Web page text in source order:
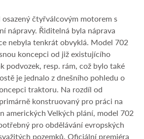
čtyřválcovým motorem s
nápravy. Řiditelná byla náprava
nebyla tenkrát obvyklá. Model 702
koncepci od již existujícího
podvozek, resp. rám, což bylo také
je jednalo z dnešního pohledu o
traktoru. Na rozdíl od
konstruovaný pro práci na
amerických Velkých plání, model 702
pro obdělávání evropských
pozemků. Oficiální premiéra